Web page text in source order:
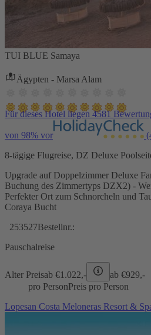
TUI BLUE Samaya
Ägypten - Marsa Alam
Für dieses Hotel liegen 4581
von 98% vor
8-tägige Flugreise, DZ Deluxe
Upgrade auf Doppelzimmer Deluxe
Buchung des Zimmertyps DZX2) -
Perfekter Ort zum Schnorcheln und
Coraya Bucht
253527Bestellnr.:
Pauschalreise
Alter Preisab €1.022,- ab €929,-
pro PersonPreis pro Person
Lopesan Costa Meloneras Resort &